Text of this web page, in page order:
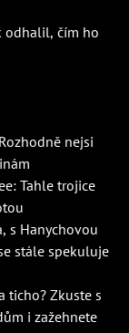
odhalil, čím ho
nejsi
Tahle trojice
s Hanychovou
stále spekuluje
ticho? Zkuste s
i zažehnete